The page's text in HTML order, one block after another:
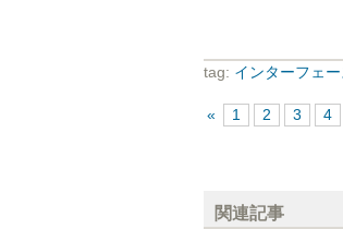
tag: インターフェー
« 1 2 3 4
関連記事